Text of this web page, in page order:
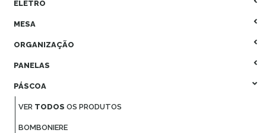
ELETRO
MESA
ORGANIZAÇÃO
PANELAS
PÁSCOA
VER TODOS OS PRODUTOS
BOMBONIERE